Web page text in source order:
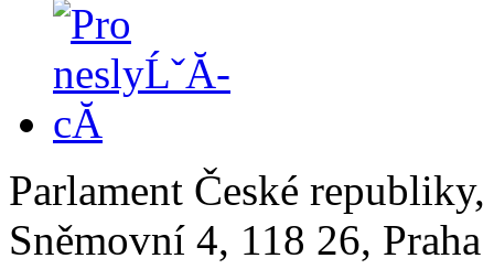
Parlament České
Sněmovní 4, 118 26,